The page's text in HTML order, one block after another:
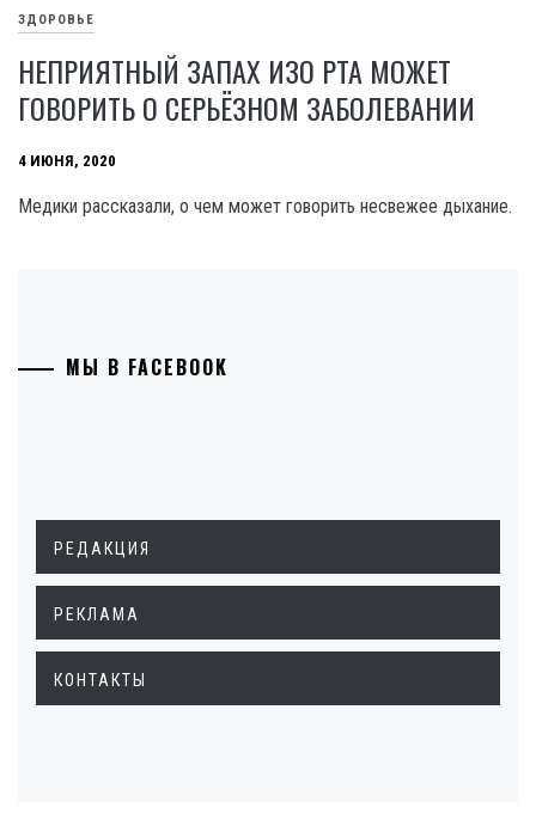
ЗДОРОВЬЕ
НЕПРИЯТНЫЙ ЗАПАХ ИЗО РТА МОЖЕТ
ГОВОРИТЬ О СЕРЬЁЗНОМ ЗАБОЛЕВАНИИ
4 ИЮНЯ, 2020
Медики рассказали, о чем может говорить несвежее дыхание.
МЫ В FACEBOOK
РЕДАКЦИЯ
РЕКЛАМА
КОНТАКТЫ